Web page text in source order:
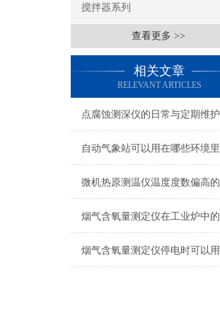
搅拌器系列
查看更多 >>
相关文章
RELEVANT ARTICLES
点腐蚀测深仪的日常与定期维护